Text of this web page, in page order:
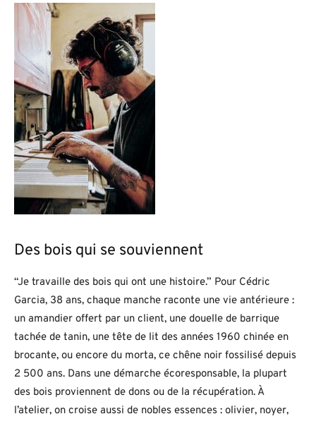
Des bois qui se souviennent
“Je travaille des bois qui ont une histoire.” Pour Cédric
Garcia, 38 ans, chaque manche raconte une vie antérieure :
un amandier offert par un client, une douelle de barrique
tachée de tanin, une tête de lit des années 1960 chinée en
brocante, ou encore du morta, ce chêne noir fossilisé depuis
2 500 ans. Dans une démarche écoresponsable, la plupart
des bois proviennent de dons ou de la récupération. À
l’atelier, on croise aussi de nobles essences : olivier, noyer,